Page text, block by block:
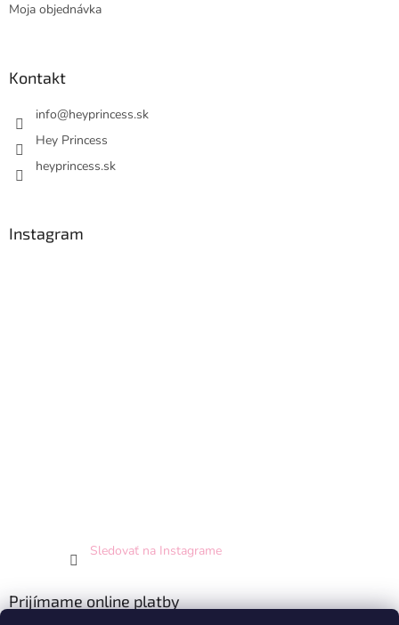
Moja objednávka
Kontakt
info@heyprincess.sk
Hey Princess
heyprincess.sk
Instagram
Sledovať na Instagrame
Prijímame online platby